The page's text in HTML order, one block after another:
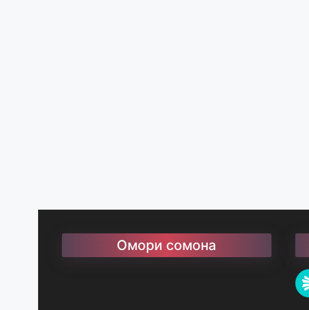
Омори сомона